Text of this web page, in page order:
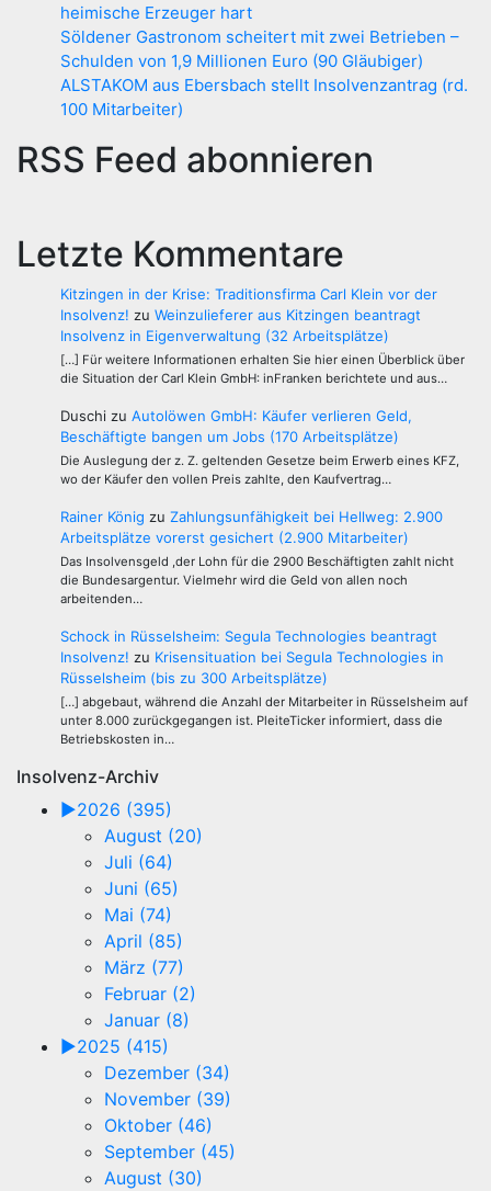
heimische Erzeuger hart
Söldener Gastronom scheitert mit zwei Betrieben –
Schulden von 1,9 Millionen Euro (90 Gläubiger)
ALSTAKOM aus Ebersbach stellt Insolvenzantrag (rd.
100 Mitarbeiter)
RSS Feed abonnieren
Letzte Kommentare
Kitzingen in der Krise: Traditionsfirma Carl Klein vor der
Insolvenz! zu Weinzulieferer aus Kitzingen beantragt
Insolvenz in Eigenverwaltung (32 Arbeitsplätze)
[…] Für weitere Informationen erhalten Sie hier einen Überblick über
die Situation der Carl Klein GmbH: inFranken berichtete und aus…
Duschi zu Autolöwen GmbH: Käufer verlieren Geld,
Beschäftigte bangen um Jobs (170 Arbeitsplätze)
Die Auslegung der z. Z. geltenden Gesetze beim Erwerb eines KFZ,
wo der Käufer den vollen Preis zahlte, den Kaufvertrag…
Rainer König zu Zahlungsunfähigkeit bei Hellweg: 2.900
Arbeitsplätze vorerst gesichert (2.900 Mitarbeiter)
Das Insolvensgeld ,der Lohn für die 2900 Beschäftigten zahlt nicht
die Bundesargentur. Vielmehr wird die Geld von allen noch
arbeitenden…
Schock in Rüsselsheim: Segula Technologies beantragt
Insolvenz! zu Krisensituation bei Segula Technologies in
Rüsselsheim (bis zu 300 Arbeitsplätze)
[…] abgebaut, während die Anzahl der Mitarbeiter in Rüsselsheim auf
unter 8.000 zurückgegangen ist. PleiteTicker informiert, dass die
Betriebskosten in…
Insolvenz-Archiv
►2026 (395)
August (20)
Juli (64)
Juni (65)
Mai (74)
April (85)
März (77)
Februar (2)
Januar (8)
►2025 (415)
Dezember (34)
November (39)
Oktober (46)
September (45)
August (30)